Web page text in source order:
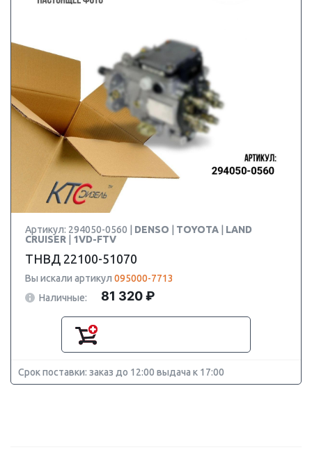
Артикул: 294050-0560 | DENSO TOYOTA
LAND
CRUISER
1VD-FTV
ТНВД 22100-51070
Вы искали артикул 095000-7713
Наличные:
81 320 ₽
Срок поставки: заказ до 12:00 выдача к 17:00